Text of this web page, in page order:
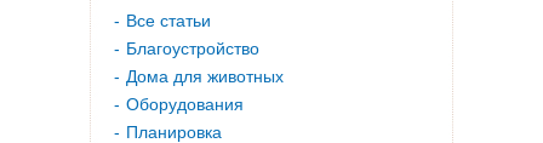
Все статьи
Благоустройство
Дома для животных
Оборудования
Планировка